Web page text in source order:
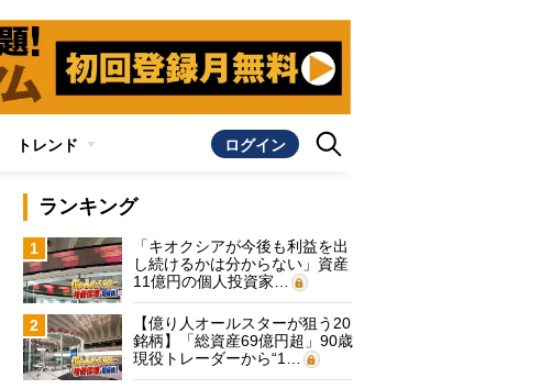
トレンド ログイン
ランキング
1
「キオクシアが今後も利益を出
し続けるかは分からない」資産
11億円の個人投資家…
2
【億り人オールスターが狙う20
銘柄】「総資産69億円超」90歳
現役トレーダーから“1…